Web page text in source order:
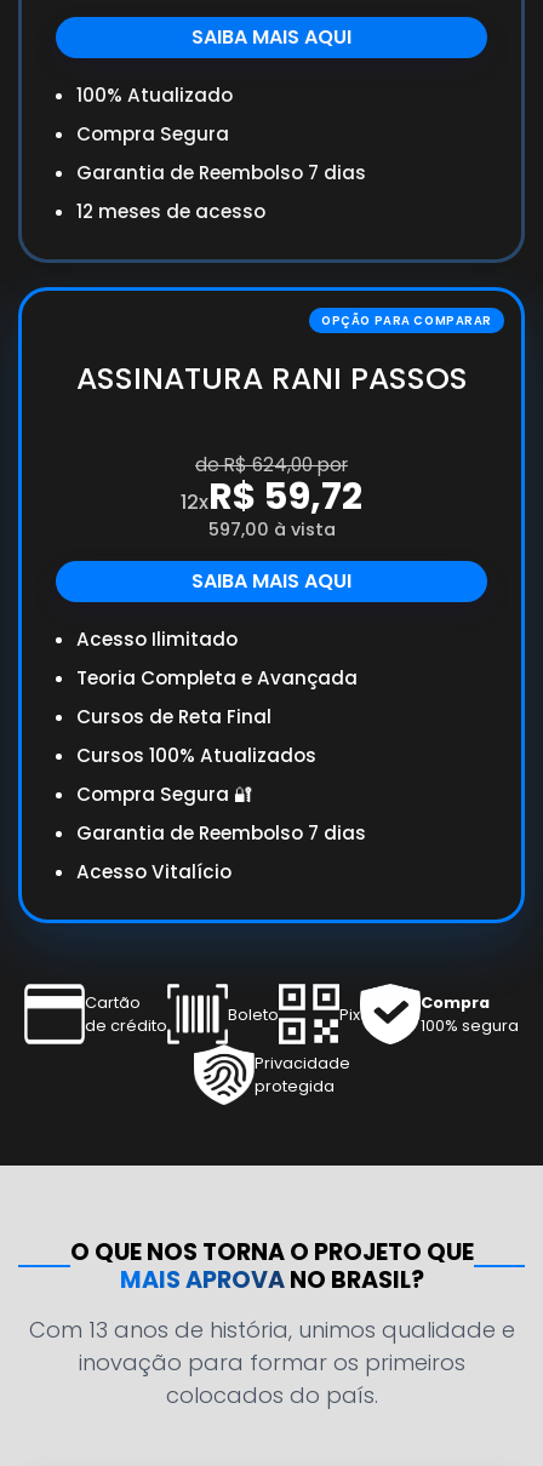
SAIBA MAIS AQUI
100% Atualizado
Compra Segura
Garantia de Reembolso 7 dias
12 meses de acesso
ASSINATURA RANI PASSOS
de R$ 624,00 por
12xR$ 59,72
597,00 à vista
SAIBA MAIS AQUI
Acesso Ilimitado
Teoria Completa e Avançada
Cursos de Reta Final
Cursos 100% Atualizados
Compra Segura 🔐
Garantia de Reembolso 7 dias
Acesso Vitalício
Cartão
de crédito
Boleto Pix
Compra
100% segura
Privacidade
protegida
O QUE NOS TORNA O PROJETO QUE
MAIS APROVANO BRASIL?
Com 13 anos de história, unimos qualidade e
inovação para formar os primeiros
colocados do país.